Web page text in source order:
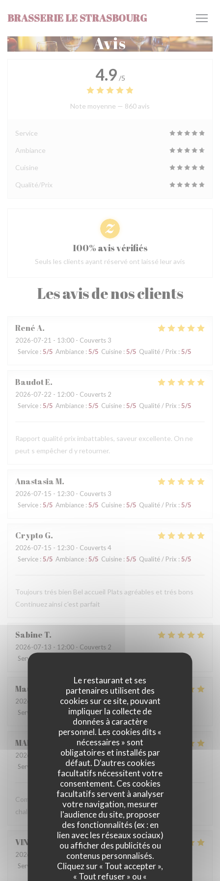
Le restaurant et ses
partenaires utilisent des
cookies sur ce site, pouvant
impliquer la collecte de
données à caractère
personnel. Les cookies dits «
nécessaires » sont
obligatoires et installés par
défaut. D'autres cookies
facultatifs nécessitent votre
consentement. Ces cookies
facultatifs servent à analyser
votre navigation, mesurer
l'audience du site, proposer
des fonctionnalités (ex : en
lien avec les réseaux sociaux)
ou afficher des publicités ou
contenus personnalisés.
Cliquez sur « Tout accepter »,
« Tout refuser » ou «
BRASSERIE LE STRASBOURG
Avis
Les avis de nos clients
RenéA
2026-07-21 - 13:00 - Couverts 3
Service : 5/5 Ambiance : 5/5 Cuisine : 5/5 Qualité / Prix : 5/5
BaudotE
2026-07-22 - 12:00 - Couverts 2
Service : 5/5 Ambiance : 5/5 Cuisine : 5/5 Qualité / Prix : 5/5
Rapport qualité prix imbattables, saveur excellente. On ne
peut s empêcher d y retourner.
AnastasiaM
2026-07-15 - 12:30 - Couverts 3
Service : 5/5 Ambiance : 5/5 Cuisine :5/5 Qualité / Prix : 5/5
Crypto G
2026-07-15 - 12:30 - Couverts 4
Service : 5/5 Ambiance : 5/5 Cuisine :5/5 Qualité / Prix :5/5
Toujours trés bien Bel accueil Plats agréables et trés bons
Continuez ainsi c'est parfait
Sabine T
2026-07-13 - 12:00 - Couverts 2
Service
/5
Maud
2026-07-10
- 12:00 - Couverts 2
Service
Ambiance :4/5 Cuisine 4/5 Qualité / Prix
MARIE
2026-07-07
- 12:00 - Couverts 2
Service
Ambiance: 5 /5 Cuisine: 5/5 Qualité / Prix
Comme toujours, une cuisine délicieuse et un accueil très
chaleureux !
VINCENT
2026-07-07
- 12:30 - Couverts 8
Service
Ambiance:5/5 Cuisine :5/5 Qualité / Prix
4.9 /5
Note moyenne — 860 avis
Service
Ambiance
Cuisine
Qualité/Prix
100% avis vérifiés
Seuls les clients ayant réservé ont laissé leur avis